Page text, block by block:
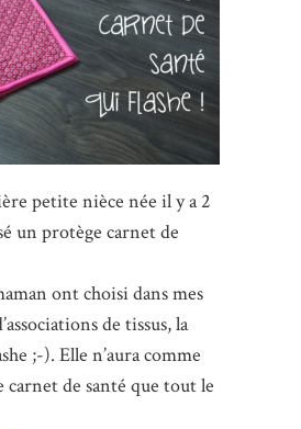
petite nièce née il y a 2
un protège carnet de
ont choisi dans mes
de tissus, la
;-). Elle n’aura comme
carnet de santé que tout le